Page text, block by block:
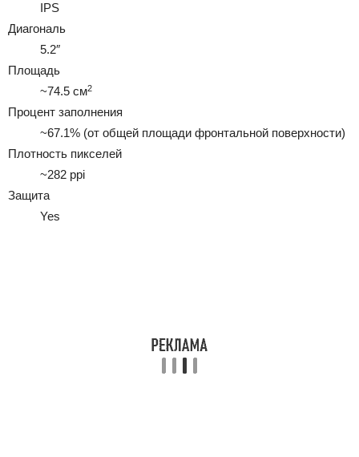
IPS
Диагональ
5.2″
Площадь
~74.5 см2
Процент заполнения
~67.1% (от общей площади фронтальной поверхности)
Плотность пикселей
~282 ppi
Защита
Yes